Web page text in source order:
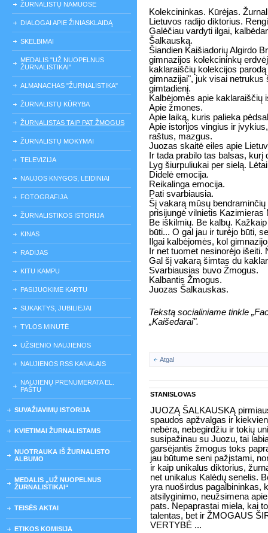
ŽURNALISTŲ NAMUOSE
DIALOGAI APIE ŽINIASKLAIDĄ
SKELBIMAI
MEDALIS "UŽ NUOPELNUS
ŽURNALISTIKAI"
ALMANACHAS "ŽURNALISTIKA"
ŽURNALISTŲ KŪRYBA
ŽURNALISTAS TAIP PAT ŽMOGUS
ŽURNALISTŲ MOKYMAI
TELEVIZIJA
NAUJOS KNYGOS, LEIDINIAI
FOTOGRAFIJA
ŽURNALISTIKOS ISTORIJA
KINAS
RADIJAS
KITU KAMPU
PASIJUOKIME KARTU
SUKAKTYS, JUBILIEJAI
TYLOS MINUTĖ
UŽSIENIO NAUJIENOS
NAUJIENOS RSS KANALAIS
NAUJIENŲ PRENUMERATA EL.
PAŠTU
SUVAŽIAVIMŲ ISTORIJA
KVIETIMAI ŽURNALISTAMS
NUOTRAUKA IŠ ŽURNALISTO
ALBUMO
MEDALIS „UŽ NUOPELNUS
ŽURNALISTIKAI“
TEISĖS AKTAI
ETIKOS KOMISIJA
Kolekcininkas. Kūrėjas.
Lietuvos radijo diktorius.
Galėčiau vardyti ilgai,
Šalkauską.
Šiandien Kaišiadorių Algirdo
gimnazijos kolekcininkų
kaklaraiščių kolekcijos
gimnazijai", juk visai netrukus
gimtadienį.
Kalbėjomės apie kaklaraiščių
Apie žmones.
Apie laiką, kuris palieka
Apie istorijos vingius ir
raštus, mazgus.
Juozas skaitė eiles apie
Ir tada prabilo tas balsas,
Lyg šiurpuliukai per sielą.
Didelė emocija.
Reikalinga emocija.
Pati svarbiausia.
Šį vakarą mūsų
prisijungė vilnietis Kazimieras
Be iškilmių. Be kalbų.
būti... O gal jau ir turėjo būti,
Ilgai kalbėjomės, kol
Ir net tuomet nesinorėjo išeiti.
Gal šį vakarą šimtas du
Svarbiausias buvo Žmogus.
Kalbantis Žmogus.
Juozas Šalkauskas.
Tekstą socialiniame tinkle
„Kaišedarai".
Atgal
STANISLOVAS
JUOZĄ ŠALKAUSKĄ
spaudos apžvalgas ir
nebėra, nebegirdžiu ir tokių
susipažinau su Juozu, tai
garsėjantis žmogus toks
jau būtume seni pažįstami,
ir kaip unikalus diktorius,
net unikalus Kalėdų senelis.
yra nuoširdus pagalbininkas,
atsilyginimo, neužsimena
pats. Nepaprastai miela, kai
talentas, bet ir ŽMOGAUS
VERTYBĖ ...